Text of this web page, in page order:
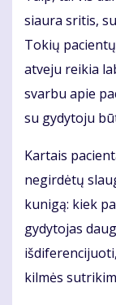
siaura sritis,
Tokių
atveju reikia
svarbu apie
su gydytoju
Kartais
negirdėtų
kunigą: kiek
gydytojas
kilmės